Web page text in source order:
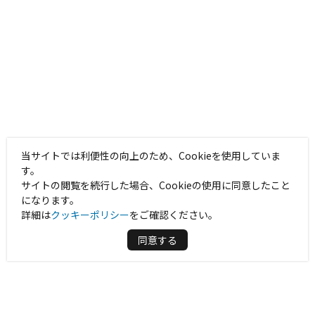
当サイトでは利便性の向上のため、Cookieを使用していま
す。
サイトの閲覧を続行した場合、Cookieの使用に同意したこと
になります。
詳細はクッキーポリシーをご確認ください。
同意する